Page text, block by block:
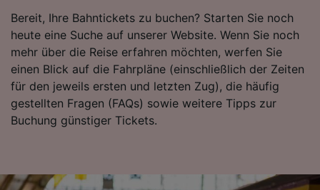
Bereit, Ihre Bahntickets zu buchen? Starten Sie noch
heute eine Suche auf unserer Website. Wenn Sie noch
mehr über die Reise erfahren möchten, werfen Sie
einen Blick auf die Fahrpläne (einschließlich der Zeiten
für den jeweils ersten und letzten Zug), die häufig
gestellten Fragen (FAQs) sowie weitere Tipps zur
Buchung günstiger Tickets.